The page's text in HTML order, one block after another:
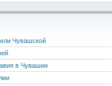
Чувашской
в Чувашии